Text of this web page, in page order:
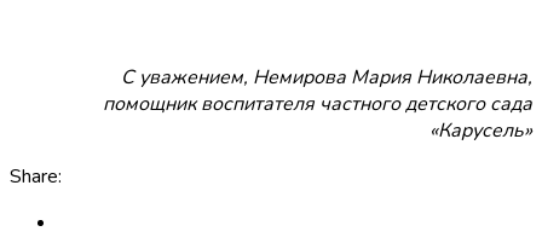
С уважением, Немирова Мария Николаевна,
помощник воспитателя частного детского сада
«Карусель»
Share: